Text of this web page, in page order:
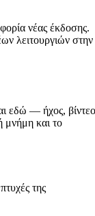
νέας έκδοσης.
λειτουργιών στην
εδώ — ήχος,
μνήμη και το
της